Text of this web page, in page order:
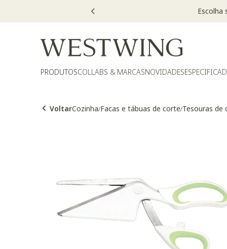
PRODUTOSCOLLABS & MARCASNOVIDADES
VoltarCozinha/Facas e tábuas de corte/Tesouras de